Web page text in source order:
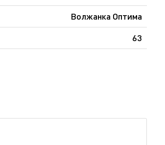
Волжанка Оптима
63